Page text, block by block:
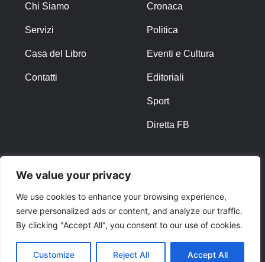
We value your privacy
We use cookies to enhance your browsing experience,
serve personalized ads or content, and analyze our traffic.
By clicking "Accept All", you consent to our use of cookies.
Customize Reject All Accept All
Chi Siamo
Servizi
Casa del Libro
Contatti
Cronaca
Politica
Eventi e Cultura
Editoriali
Sport
Diretta FB
Privacy Policy